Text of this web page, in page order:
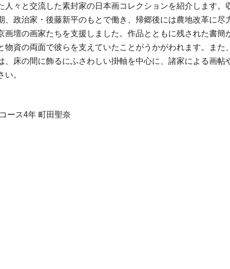
人々と交流した素封家の日本画コレクションを紹介します
、政治家・後藤新平のもとで働き、帰郷後には農地改革に
画壇の画家たちを支援しました。作品とともに残された書
物資の両面で彼らを支えていたことがうかがわれます。ま
、床の間に飾るにふさわしい掛軸を中心に、諸家による画
。
ース4年 町田聖奈